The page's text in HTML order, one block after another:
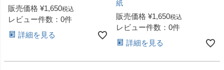
販売価格 ¥1,650税込
レビュー件数：0件
詳細を見る
紙
販売価格 ¥1,650税込
レビュー件数：0件
詳細を見る